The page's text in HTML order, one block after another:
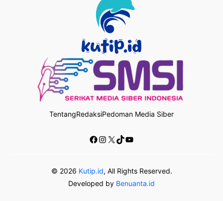
TentangRedaksiPedoman Media Siber
Facebook
Instagram
X TikTok
YouTube
© 2026 Kutip.id, All Rights Reserved.
Developed by Benuanta.id